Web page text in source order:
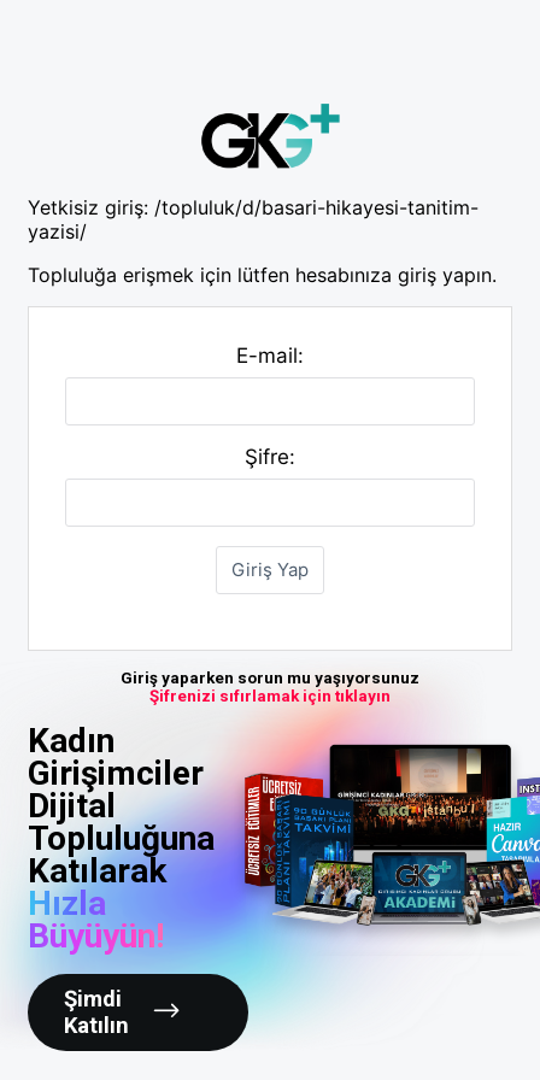
Yetkisiz giriş: /topluluk/d/basari-hikayesi-tanitim-
yazisi/
Topluluğa erişmek için lütfen hesabınıza giriş yapın.
E-mail:
Şifre:
Giriş yaparken sorun mu yaşıyorsunuz
Şifrenizi sıfırlamak için tıklayın
Kadın
Girişimciler
Dijital
Topluluğuna
Katılarak
Hızla
Büyüyün!
Şimdi
Katılın